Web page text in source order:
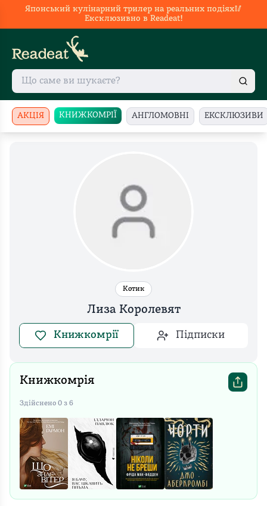
Японський кулінарний трилер на реальних подіях🥢
Ексклюзивно в Readeat!
АКЦІЯ КНИЖКОМРІЇ АНГЛОМОВНІ ЕКСКЛЮЗИВИ
Котик
Лиза Королевят
Книжкомрії Підписки
Книжкомрія
Здійснено 0 з 6